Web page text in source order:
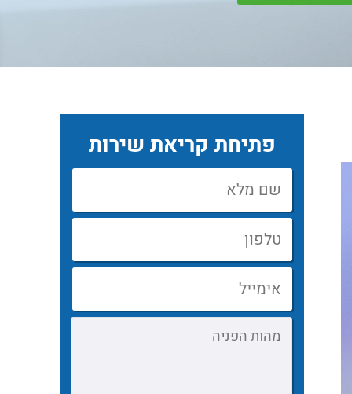
פתיחת קריאת שירות